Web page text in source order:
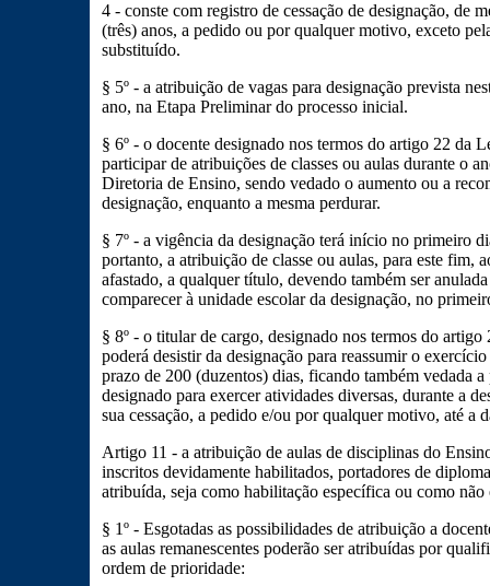
4 - conste com registro de cessação de designação, de
(três) anos, a pedido ou por qualquer motivo, exceto
substituído.
§ 5º - a atribuição de vagas para designação prevista
ano, na Etapa Preliminar do processo inicial.
§ 6º - o docente designado nos termos do artigo 22 da
participar de atribuições de classes ou aulas durante o
Diretoria de Ensino, sendo vedado o aumento ou a
designação, enquanto a mesma perdurar.
§ 7º - a vigência da designação terá início no primeiro
portanto, a atribuição de classe ou aulas, para este fim,
afastado, a qualquer título, devendo também ser
comparecer à unidade escolar da designação, no
§ 8º - o titular de cargo, designado nos termos do
poderá desistir da designação para reassumir o
prazo de 200 (duzentos) dias, ficando também vedada
designado para exercer atividades diversas, durante a
sua cessação, a pedido e/ou por qualquer motivo, até a
Artigo 11 - a atribuição de aulas de disciplinas do
inscritos devidamente habilitados, portadores de
atribuída, seja como habilitação específica ou como
§ 1º - Esgotadas as possibilidades de atribuição a
as aulas remanescentes poderão ser atribuídas por
ordem de prioridade: